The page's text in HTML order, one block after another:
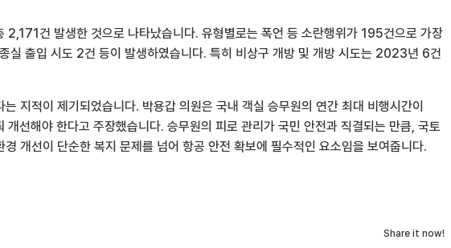
건 발생한 것으로 나타났습니다. 유형별로는 폭언 등 소란행위가 195건으로 가장
출입 시도 2건 등이 발생하였습니다. 특히 비상구 개방 및 개방 시도는 2023년 6건
지적이 제기되었습니다. 박용갑 의원은 국내 객실 승무원의 연간 최대 비행시간이
해야 한다고 주장했습니다. 승무원의 피로 관리가 국민 안전과 직결되는 만큼, 국토
개선이 단순한 복지 문제를 넘어 항공 안전 확보에 필수적인 요소임을 보여줍니다.
Share it now!